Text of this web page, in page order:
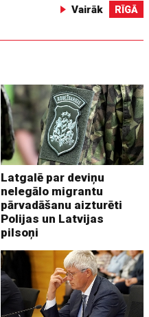
Vairāk RĪGĀ
Latgalē par deviņu
nelegālo migrantu
pārvadāšanu aizturēti
Polijas un Latvijas
pilsoņi